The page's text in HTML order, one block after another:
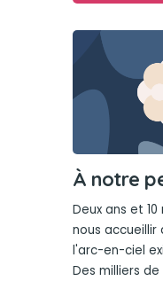
À notre
Deux ans et
nous
l'arc-en-ciel
Des milliers